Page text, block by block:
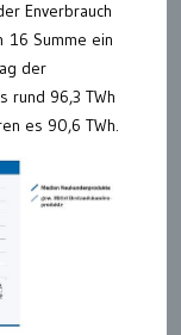
Enverbrauch
16 Summe ein
der
rund 96,3 TWh
es 90,6 TWh.